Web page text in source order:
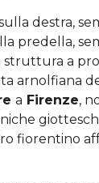
destra,
predella,
struttura a
arnolfiana
a Firenze,
fiorentino